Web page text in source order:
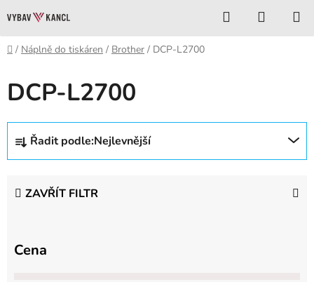
na
obsah
Hledat
KOŠÍK
Domů
/ Náplně do tiskáren / Brother / DCP-L2700
DCP-L2700
Ř
z
n
Řadit podle:Nejlevnější
ZAVŘÍT FILTR
Cena